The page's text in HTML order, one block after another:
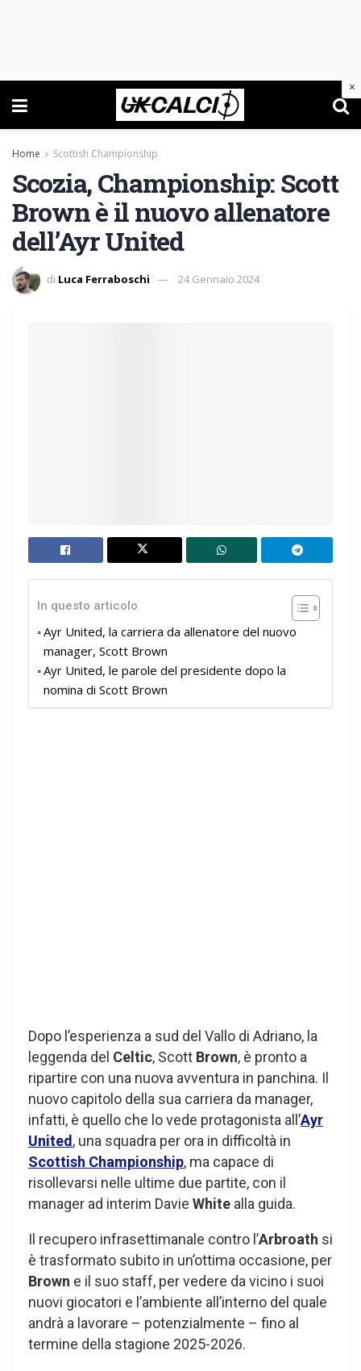
Home Scottish Championship
Scozia, Championship: Scott
Brown è il nuovo allenatore
dell’Ayr United
di Luca Ferraboschi 24 Gennaio 2024
In questo articolo
Ayr United, la carriera da allenatore del nuovo
manager, Scott Brown
Ayr United, le parole del presidente dopo la
nomina di Scott Brown
Dopo l’esperienza a sud del Vallo di Adriano, la
leggenda del Celtic, Scott Brown, è pronto a
ripartire con una nuova avventura in panchina. Il
nuovo capitolo della sua carriera da manager,
infatti, è quello che lo vede protagonista all’Ayr
United, una squadra per ora in difficoltà in
Scottish Championship, ma capace di
risollevarsi nelle ultime due partite, con il
manager ad interim Davie White alla guida.
Il recupero infrasettimanale contro l’Arbroath si
è trasformato subito in un’ottima occasione, per
Brown e il suo staff, per vedere da vicino i suoi
nuovi giocatori e l’ambiente all’interno del quale
andrà a lavorare – potenzialmente – fino al
termine della stagione 2025-2026.
×